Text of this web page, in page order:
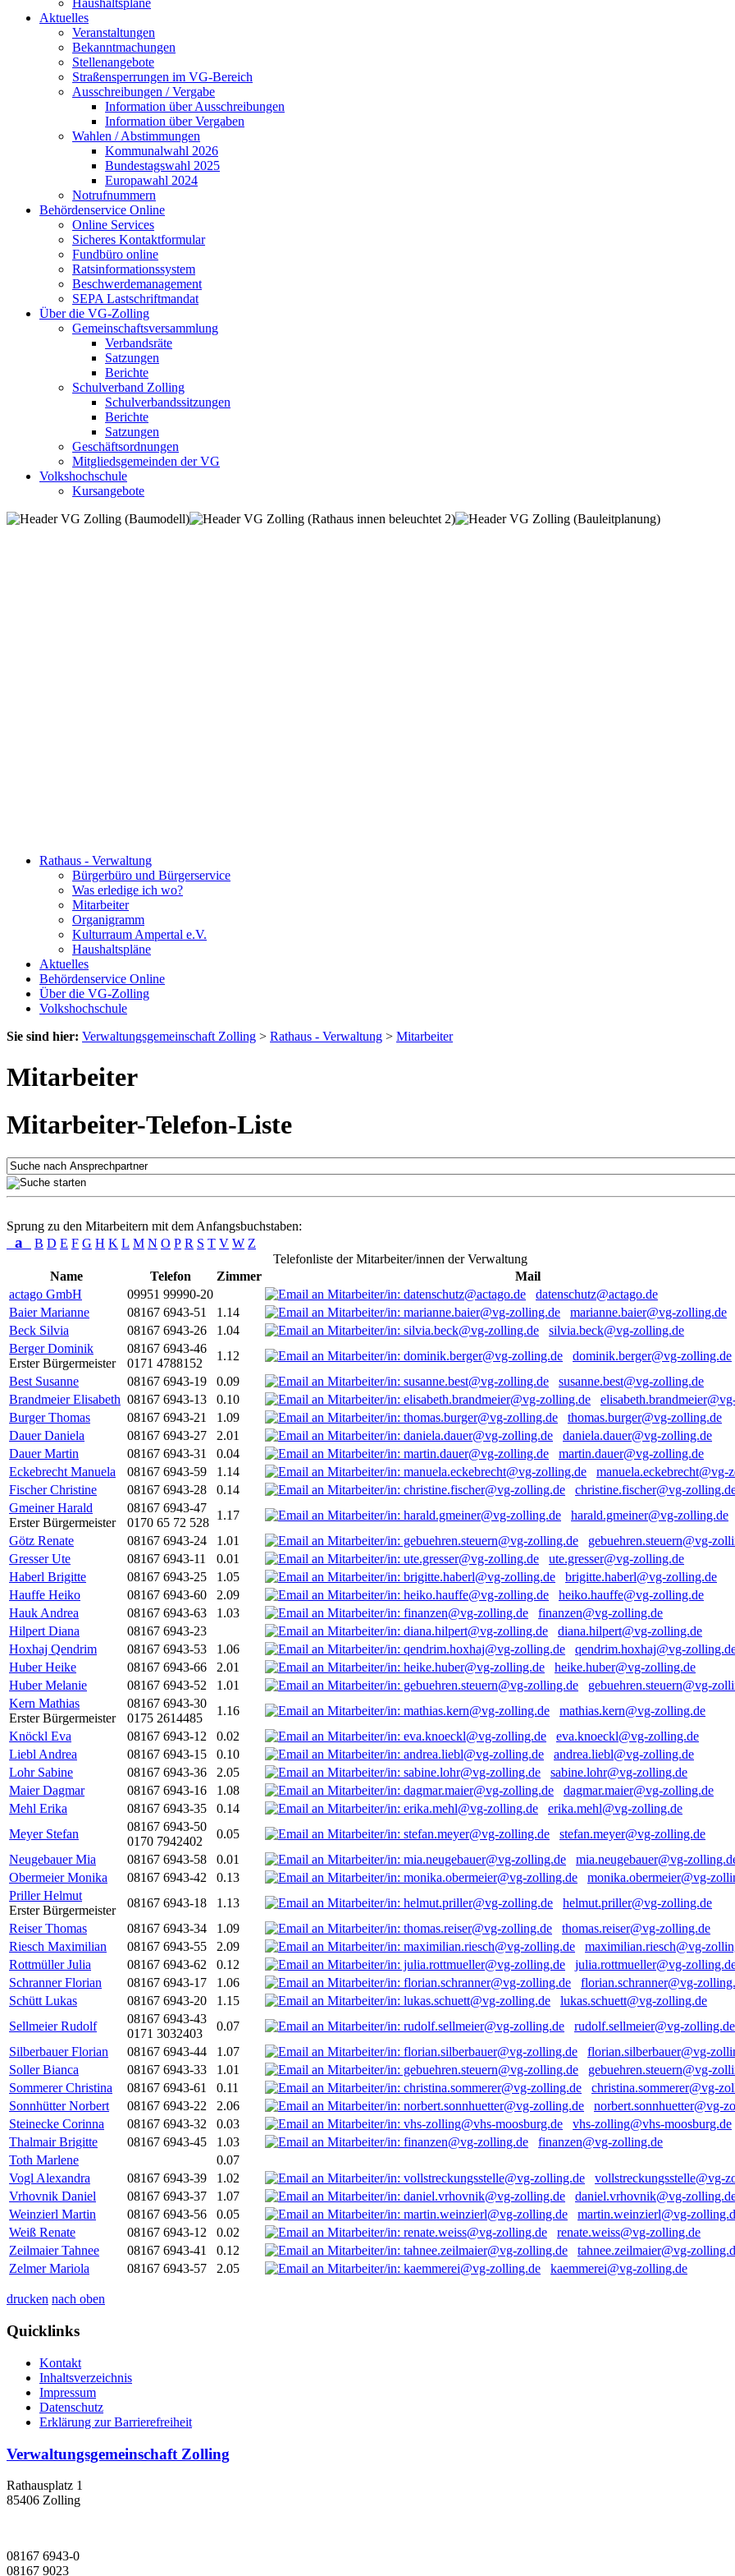
Haushaltspläne
Aktuelles
Veranstaltungen
Bekanntmachungen
Stellenangebote
Straßensperrungen im VG-Bereich
Ausschreibungen / Vergabe
Information über Ausschreibungen
Information über Vergaben
Wahlen / Abstimmungen
Kommunalwahl 2026
Bundestagswahl 2025
Europawahl 2024
Notrufnummern
Behördenservice Online
Online Services
Sicheres Kontaktformular
Fundbüro online
Ratsinformationssystem
Beschwerdemanagement
SEPA Lastschriftmandat
Über die VG-Zolling
Gemeinschaftsversammlung
Verbandsräte
Satzungen
Berichte
Schulverband Zolling
Schulverbandssitzungen
Berichte
Satzungen
Geschäftsordnungen
Mitgliedsgemeinden der VG
Volkshochschule
Kursangebote
Rathaus - Verwaltung
Bürgerbüro und Bürgerservice
Was erledige ich wo?
Mitarbeiter
Organigramm
Kulturraum Ampertal e.V.
Haushaltspläne
Aktuelles
Behördenservice Online
Über die VG-Zolling
Volkshochschule
Sie sind hier: Verwaltungsgemeinschaft Zolling > Rathaus - Verwaltung > Mitarbeiter
Mitarbeiter
Mitarbeiter-Telefon-Liste
Sprung zu den Mitarbeitern mit dem Anfangsbuchstaben:
a B D E F G H K L M N O P R S T V W Z
Telefonliste der Mitarbeiter/innen der Verwaltung
Name
Telefon Zimmer
Mail
actago GmbH
09951 99990-20
datenschutz@actago.de
Baier Marianne
08167 6943-51 1.14
marianne.baier@vg-zolling.de
Beck Silvia
08167 6943-26 1.04
silvia.beck@vg-zolling.de
Berger Dominik
Erster Bürgermeister
08167 6943-46
0171 4788152
1.12
dominik.berger@vg-zolling.de
Best Susanne
08167 6943-19 0.09
susanne.best@vg-zolling.de
Brandmeier Elisabeth 08167 6943-13 0.10
Burger Thomas
08167 6943-21 1.09
thomas.burger@vg-zolling.de
Dauer Daniela
08167 6943-27 2.01
daniela.dauer@vg-zolling.de
Dauer Martin
08167 6943-31 0.04
martin.dauer@vg-zolling.de
Eckebrecht Manuela
08167 6943-59 1.14
manuela.eckebrecht@vg-
Fischer Christine
08167 6943-28 0.14
christine.fischer@vg-
Gmeiner Harald
Erster Bürgermeister
08167 6943-47
0170 65 72 528
1.17
harald.gmeiner@vg-zolling.de
Götz Renate
08167 6943-24 1.01
gebuehren.steuern@vg-
Gresser Ute
08167 6943-11 0.01
ute.gresser@vg-zolling.de
Haberl Brigitte
08167 6943-25 1.05
brigitte.haberl@vg-zolling.de
Hauffe Heiko
08167 6943-60 2.09
heiko.hauffe@vg-zolling.de
Hauk Andrea
08167 6943-63 1.03
finanzen@vg-zolling.de
Hilpert Diana
08167 6943-23
diana.hilpert@vg-zolling.de
Hoxhaj Qendrim
08167 6943-53 1.06
qendrim.hoxhaj@vg-
Huber Heike
08167 6943-66 2.01
heike.huber@vg-zolling.de
Huber Melanie
08167 6943-52 1.01
gebuehren.steuern@vg-
Kern Mathias
Erster Bürgermeister
08167 6943-30
0175 2614485
1.16
mathias.kern@vg-zolling.de
Knöckl Eva
08167 6943-12 0.02
eva.knoeckl@vg-zolling.de
Liebl Andrea
08167 6943-15 0.10
andrea.liebl@vg-zolling.de
Lohr Sabine
08167 6943-36 2.05
sabine.lohr@vg-zolling.de
Maier Dagmar
08167 6943-16 1.08
dagmar.maier@vg-zolling.de
Mehl Erika
08167 6943-35 0.14
erika.mehl@vg-zolling.de
Meyer Stefan
08167 6943-50
0170 7942402
0.05
stefan.meyer@vg-zolling.de
Neugebauer Mia
08167 6943-58 0.01
mia.neugebauer@vg-
Obermeier Monika
08167 6943-42 0.13
monika.obermeier@vg-
Priller Helmut
Erster Bürgermeister
08167 6943-18 1.13
helmut.priller@vg-zolling.de
Reiser Thomas
08167 6943-34 1.09
thomas.reiser@vg-zolling.de
Riesch Maximilian
08167 6943-55 2.09
maximilian.riesch@vg-
Rottmüller Julia
08167 6943-62 0.12
julia.rottmueller@vg-
Schranner Florian
08167 6943-17 1.06
florian.schranner@vg-
Schütt Lukas
08167 6943-20 1.15
lukas.schuett@vg-zolling.de
Sellmeier Rudolf
08167 6943-43
0171 3032403
0.07
rudolf.sellmeier@vg-zolling.de
Silberbauer Florian
08167 6943-44 1.07
florian.silberbauer@vg-
Soller Bianca
08167 6943-33 1.01
gebuehren.steuern@vg-
Sommerer Christina
08167 6943-61 0.11
christina.sommerer@vg-
Sonnhütter Norbert
08167 6943-22 2.06
norbert.sonnhuetter@vg-
Steinecke Corinna
08167 6943-32 0.03
vhs-zolling@vhs-moosburg.de
Thalmair Brigitte
08167 6943-45 1.03
finanzen@vg-zolling.de
Toth Marlene
0.07
Vogl Alexandra
08167 6943-39 1.02
vollstreckungsstelle@vg-
Vrhovnik Daniel
08167 6943-37 1.07
daniel.vrhovnik@vg-
Weinzierl Martin
08167 6943-56 0.05
martin.weinzierl@vg-
Weiß Renate
08167 6943-12 0.02
renate.weiss@vg-zolling.de
Zeilmaier Tahnee
08167 6943-41 0.12
tahnee.zeilmaier@vg-
Zelmer Mariola
08167 6943-57 2.05 kaemmerei@vg-zolling.de
drucken nach oben
Quicklinks
Kontakt
Inhaltsverzeichnis
Impressum
Datenschutz
Erklärung zur Barrierefreiheit
Verwaltungsgemeinschaft Zolling
Rathausplatz 1
85406 Zolling
08167 6943-0
08167 9023